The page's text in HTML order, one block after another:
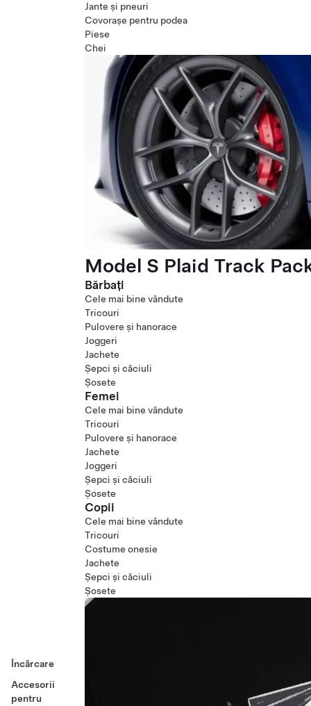
Încărcare
Accesorii
pentru
Jante și pneuri
Covorașe pentru podea
Piese
Chei
Model S Plaid Track
Bărbați
Cele mai bine vândute
Tricouri
Pulovere și hanorace
Joggeri
Jachete
Șepci și căciuli
Șosete
Femei
Cele mai bine vândute
Tricouri
Pulovere și hanorace
Jachete
Joggeri
Șepci și căciuli
Șosete
Copii
Cele mai bine vândute
Tricouri
Costume onesie
Jachete
Șepci și căciuli
Șosete